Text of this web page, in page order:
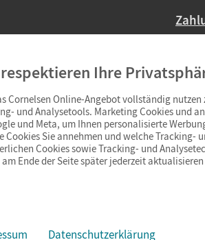
Wochen
Ab
Cookies & Co.
Ihre
Cornelsen Online-Angebot vollständig
und Analysetools. Marketing Cookies und
und Meta, um Ihnen personalisierte
Cookies Sie annehmen und welche Tracking-
Cookies sowie Tracking- und
am Ende der Seite später jederzeit aktualisieren
Datenschutzerklärung